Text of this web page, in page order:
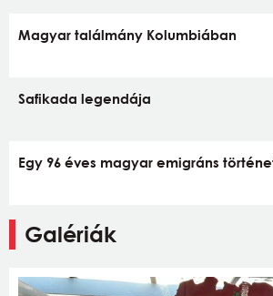
Magyar találmány Kolumbiában
Safikada legendája
Egy 96 éves magyar emigráns
Galériák